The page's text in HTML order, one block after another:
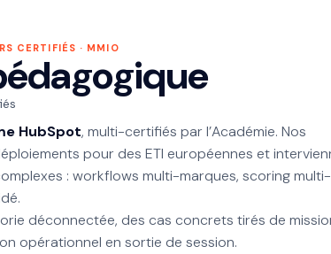
CERTIFIÉS · MMIO
HubSpot, multi-certifiés par l’Académie. Nos
pour des ETI européennes et
: workflows multi-marques, scoring multi-
déconnectée, des cas concrets tirés de
opérationnel en sortie de session.